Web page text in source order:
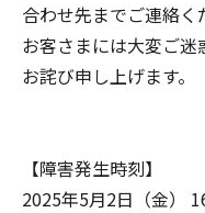
合わせ先までご連絡く
お客さまには大変ご
お詫び申し上げます。
【障害発生時刻】
2025年5月2日（金）